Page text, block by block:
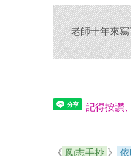
老師十年來
記得按讚
《 勵志手抄 》